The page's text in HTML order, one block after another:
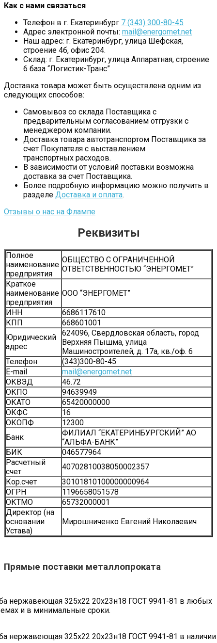
Как с нами связаться
Телефон в г. Екатеринбург 7 (343) 300-80-45
Адрес электронной почты: mail@energomet.net
Наш адрес: г. Екатеринбург, улица Шефская,
строение 4б, офис 204.
Склад: г. Екатеринбург, улица Аппаратная, строение
6 база “Логистик-Транс”
Доставка товара может быть осуществлена одним из
следующих способов:
Самовывоз со склада Поставщика с
предварительным согласованием отгрузки с
менеджером компании.
Доставка товара автотранспортом Поставщика за
счет Покупателя с выставлением
транспортных расходов.
В зависимости от условий поставки возможна
доставка за счет Поставщика.
Более подробную информацию можно получить в
разделе Доставка и оплата.
Отзывы о нас на Флампе
Реквизиты
Полное
наименование
предприятия
ОБЩЕСТВО С ОГРАНИЧЕННОЙ
ОТВЕТСТВЕННОСТЬЮ “ЭНЕРГОМЕТ”
Краткое
наименование
предприятия
ООО “ЭНЕРГОМЕТ”
ИНН
6686117610
КПП
668601001
Юридический
адрес
624096, Свердловская область, город
Верхняя Пышма, улица
Машиностроителей, д. 17а, кв./оф. 6
Телефон
(343)300-80-45
Е-mail
mail@energomet.net
ОКВЭД
46.72
ОКПО
94639949
ОКАТО
65420000000
ОКФС
16
ОКОПФ
12300
Банк
ФИЛИАЛ “ЕКАТЕРИНБУРГСКИЙ” АО
“АЛЬФА-БАНК”
БИК
046577964
Расчетный
счет
40702810038050002357
Кор.счет
30101810100000000964
ОГРН
1196658051578
ОКТМО
65732000001
Директор (на
основании
Устава)
Мирошниченко Евгений Николаевич
Прямые поставки металлопроката
нержавеющая 325х22 20х23н18 ГОСТ 9941-81 в любых
и в минимальные сроки.
нержавеющая 325х22 20х23н18 ГОСТ 9941-81 в